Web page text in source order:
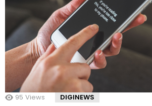
95 Views DIGINEWS